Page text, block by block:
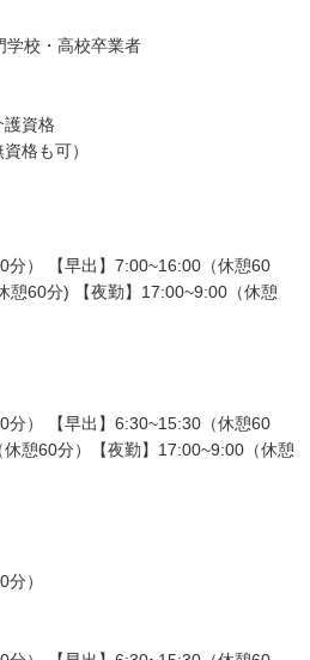
学校・高校卒業者
護資格
格も可）
分） 【早出】7:00~16:00（休憩60
憩60分) 【夜勤】17:00~9:00（休憩
分） 【早出】6:30~15:30（休憩60
憩60分）【夜勤】17:00~9:00（休憩
）